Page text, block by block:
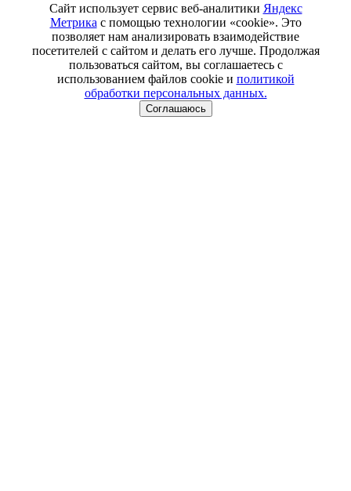
Сайт использует сервис веб-аналитики Яндекс
Метрика с помощью технологии «cookie». Это
позволяет нам анализировать взаимодействие
посетителей с сайтом и делать его лучше. Продолжая
пользоваться сайтом, вы соглашаетесь с
использованием файлов cookie и политикой
обработки персональных данных.
Соглашаюсь